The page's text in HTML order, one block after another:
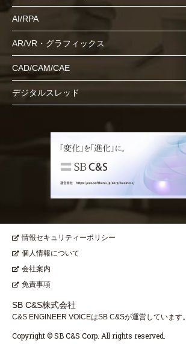
AI/RPA
AR/VR・グラフィックス
CAD/CAM/CAE
デジタルスレッド
情報セキュリティーポリシー
個人情報について
会社案内
免責事項
SB C&S株式会社
C&S ENGINEER VOICEはSB C&Sが運営しています。
Copyright © SB C&S Corp. All rights reserved.